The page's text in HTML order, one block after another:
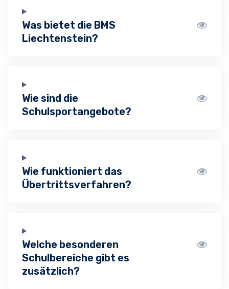
Was bietet die BMS
Liechtenstein?
Wie sind die
Schulsportangebote?
Wie funktioniert das
Übertrittsverfahren?
Welche besonderen
Schulbereiche gibt es
zusätzlich?